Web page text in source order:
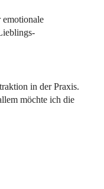
emotionale
in der Praxis.
möchte ich die